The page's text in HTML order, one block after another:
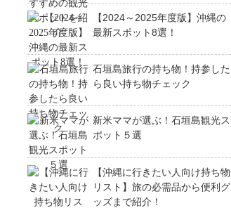
【2024～2025年度版】沖縄の
最新スポット8選！
石垣島旅行の持ち物！持参した
ら良い持ち物チェック
新米ママが選ぶ！石垣島観光ス
ポット５選
【沖縄に行きたい人向け持ち物
リスト】旅の必需品から便利グ
ッズまで紹介！